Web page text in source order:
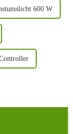
600 W